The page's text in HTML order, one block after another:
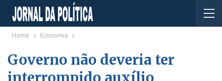
Home Economia
Governo não deveria ter